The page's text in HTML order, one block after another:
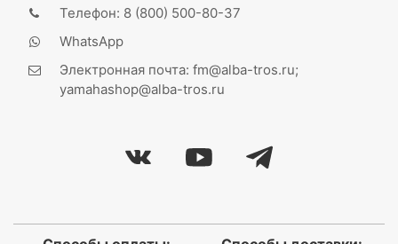
Телефон: 8 (800) 500-80-37
WhatsApp
Электронная почта: fm@alba-tros.ru;
yamahashop@alba-tros.ru